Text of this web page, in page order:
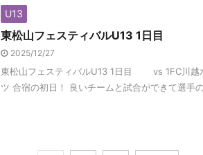
U13
東松山フェスティバルU13 1日目
2025/12/27
東松山フェスティバルU13 1日目 vs 1FC川越
ツ 合宿の初日！ 良いチームと試合ができて選手